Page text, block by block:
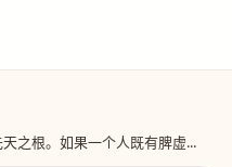
之根。如果一个人既有脾虚...